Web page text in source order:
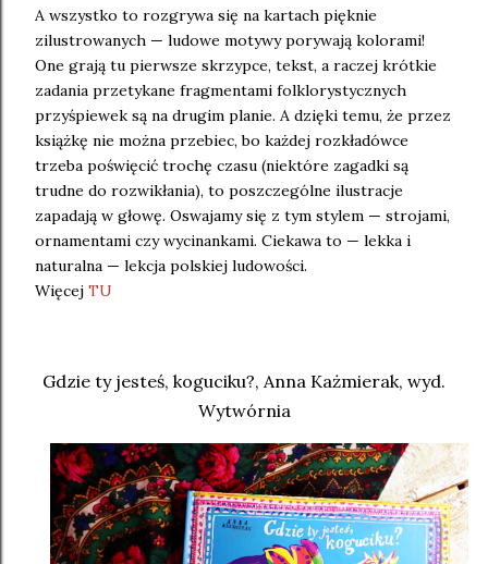
A wszystko to rozgrywa się na kartach pięknie
zilustrowanych — ludowe motywy porywają kolorami!
One grają tu pierwsze skrzypce, tekst, a raczej krótkie
zadania przetykane fragmentami folklorystycznych
przyśpiewek są na drugim planie. A dzięki temu, że przez
książkę nie można przebiec, bo każdej rozkładówce
trzeba poświęcić trochę czasu (niektóre zagadki są
trudne do rozwikłania), to poszczególne ilustracje
zapadają w głowę. Oswajamy się z tym stylem — strojami,
ornamentami czy wycinankami. Ciekawa to — lekka i
naturalna — lekcja polskiej ludowości.
Więcej TU
Gdzie ty jesteś, koguciku?, Anna Każmierak, wyd.
Wytwórnia